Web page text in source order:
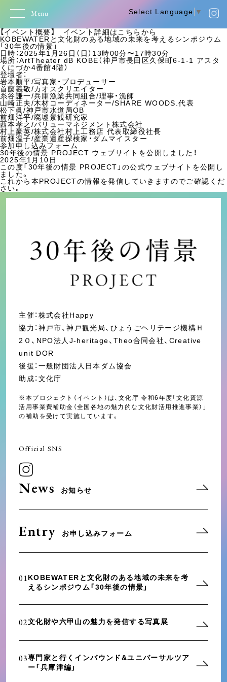
Menu Select Language ▼
2025年1月21日
1月26日開催の「KOBEWATERと文化財のある地域の未来を考え
【イベント概要】 イベント詳細は こちら から
KOBEWATERと文化財のある地域の未来を考えるシンポジウム
「30年後の情景」
日時：2025年1月26日（日）13時00分〜17時30分
場所：ArtTheater dB KOBE（神戸市長田区久保町6-1-1 アスタ
くにづか4番館4階）
登壇者：
岩本順平/写真家・プロデューサー
首藤義敬/カオスクリエイター
糸谷謙一/兵庫漁業共同組合/理事・漁師
山崎正夫/木材コーディネーター/SHARE WOODS.代表
松下眞/神戸市水道局OB
前畑洋平/廃墟景観研究家
西本孝之/バリューマネジメント株式会社
村上豪英/株式会社村上工務店 代表取締役社長
前畑温子/産業遺産探検家・ダムマイスター
参加申し込みフォーム
30年後の情景 PROJECT ウェブサイトを公開しました！
2025年1月10日
この度「30年後の情景 PROJECT」の公式ウェブサイトを公開し
ました。
これから本PROJECTの情報を発信していきますのでご確認くだ
さい。
主催：株式会社Happy
協力：神戸市、神戸観光局、ひょうごヘリテージ機構Ｈ
2Ｏ、NPO法人J-heritage、Theo合同会社、Creative
unit DOR
後援：一般財団法人日本ダム協会
助成：文化庁
※本プロジェクト（イベント）は、文化庁 令和6年度「文化資源
活用事業費補助金（全国各地の魅力的な文化財活用推進事業）」
の補助を受けて実施しています。
Official SNS
News お知らせ
Entry お申し込みフォーム
01KOBEWATERと文化財のある地域の未来を考
えるシンポジウム「30年後の情景」
02文化財や六甲山の魅力を発信する写真展
03専門家と行くインバウンド&ユニバーサルツア
ー「兵庫津編」